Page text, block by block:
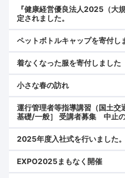
『健康経営優良法人2025（大
定されました。
ペットボトルキャップを寄付し
着なくなった服を寄付しました
小さな春の訪れ
運行管理者等指導講習（国土
基礎/一般］ 受講者募集 中止
2025年度入社式を行いました。
EXPO2025まもなく開催